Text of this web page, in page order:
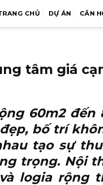
CHỦ DỰ ÁN CĂN
tâm giá
60m2 đến
bố trí
tạo sự
trọng. Nội
logia rộng